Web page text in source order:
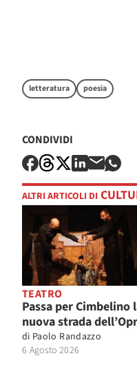
letteratura poesia
CONDIVIDI
ALTRI ARTICOLI DI
TEATRO
Passa per Cimbelino
nuova strada
di Paolo Randazzo
6 Agosto 2026